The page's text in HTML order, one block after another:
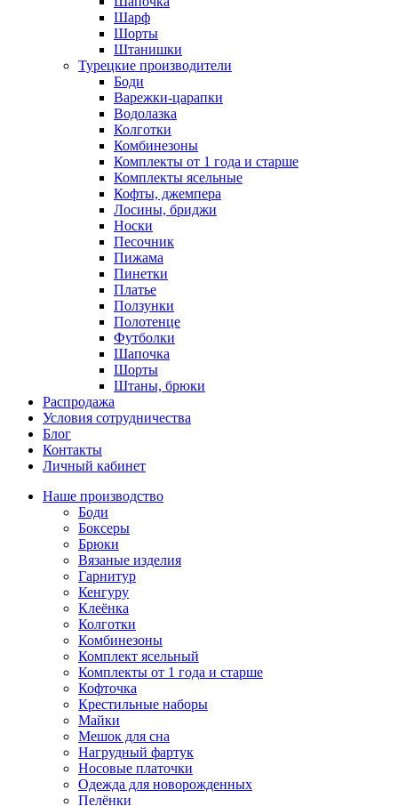
Шарф
Шорты
Штанишки
Турецкие производители
Боди
Варежки-царапки
Водолазка
Колготки
Комбинезоны
Комплекты от 1 года и старше
Комплекты ясельные
Кофты, джемпера
Лосины, бриджи
Носки
Песочник
Пижама
Пинетки
Платье
Ползунки
Полотенце
Футболки
Шапочка
Шорты
Штаны, брюки
Распродажа
Условия сотрудничества
Блог
Контакты
Личный кабинет
Наше производство
Боди
Боксеры
Брюки
Вязаные изделия
Гарнитур
Кенгуру
Клеёнка
Колготки
Комбинезоны
Комплект ясельный
Комплекты от 1 года и старше
Кофточка
Крестильные наборы
Майки
Мешок для сна
Нагрудный фартук
Носовые платочки
Одежда для новорожденных
Пелёнки